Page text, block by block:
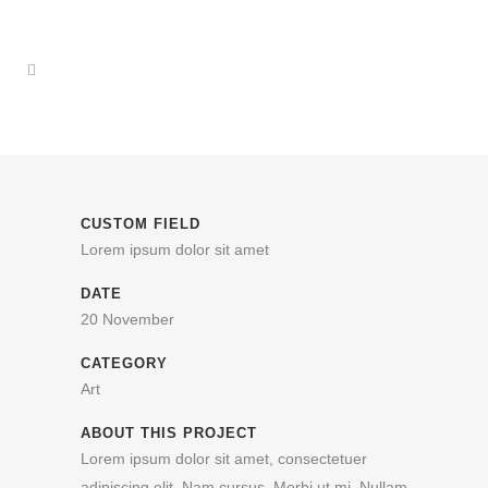
CUSTOM FIELD
Lorem ipsum dolor sit amet
DATE
20 November
CATEGORY
Art
ABOUT THIS PROJECT
Lorem ipsum dolor sit amet, consectetuer